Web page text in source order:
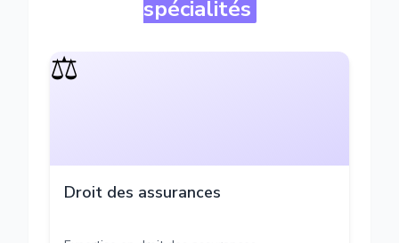
spécialités
⚖️
Droit des assurances